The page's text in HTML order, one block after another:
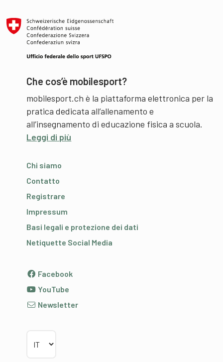
Che cos’è mobilesport?
mobilesport.ch è la piattaforma elettronica per la
pratica dedicata all’allenamento e
all’insegnamento di educazione fisica a scuola.
Leggi di più
Chi siamo
Contatto
Registrare
Impressum
Basi legali e protezione dei dati
Netiquette Social Media
Facebook
YouTube
Newsletter